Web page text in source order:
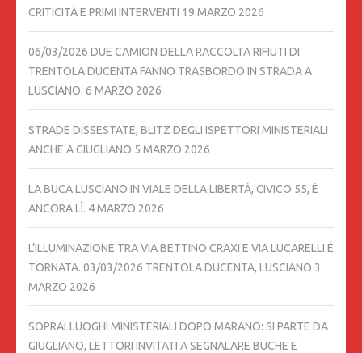
CRITICITÀ E PRIMI INTERVENTI 19 MARZO 2026
06/03/2026 DUE CAMION DELLA RACCOLTA RIFIUTI DI
TRENTOLA DUCENTA FANNO TRASBORDO IN STRADA A
LUSCIANO. 6 MARZO 2026
STRADE DISSESTATE, BLITZ DEGLI ISPETTORI MINISTERIALI
ANCHE A GIUGLIANO 5 MARZO 2026
LA BUCA LUSCIANO IN VIALE DELLA LIBERTÀ, CIVICO 55, È
ANCORA LÌ. 4 MARZO 2026
L’ILLUMINAZIONE TRA VIA BETTINO CRAXI E VIA LUCARELLI È
TORNATA. 03/03/2026 TRENTOLA DUCENTA, LUSCIANO 3
MARZO 2026
SOPRALLUOGHI MINISTERIALI DOPO MARANO: SI PARTE DA
GIUGLIANO, LETTORI INVITATI A SEGNALARE BUCHE E